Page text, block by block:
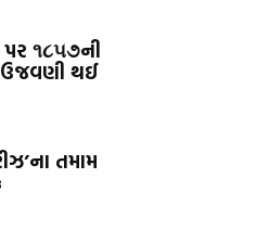
પર ૧૮૫૭ની
ઉજવણી થઈ
તમામ